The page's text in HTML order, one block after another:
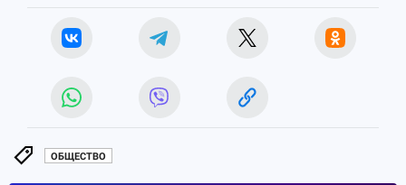
ОБЩЕСТВО